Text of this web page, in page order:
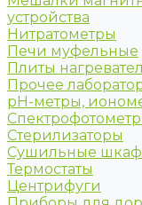
устройства
Нитратометры
Печи муфельные
Плиты
Прочее
рН-метры,
Стерилизаторы
Сушильные
Термостаты
Центрифуги